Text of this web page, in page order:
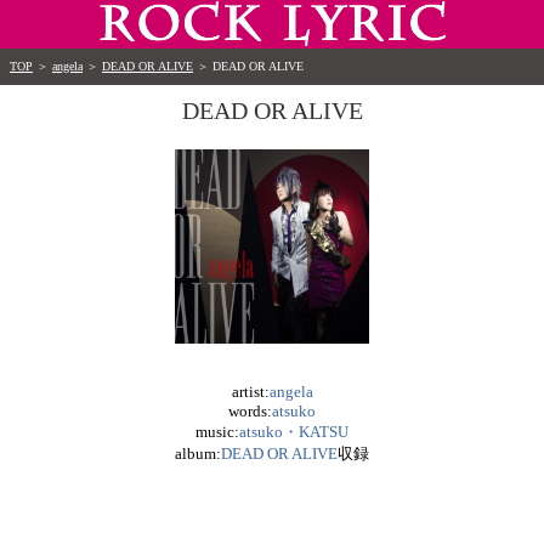
TOP ＞ angela ＞ DEAD OR ALIVE ＞ DEAD OR ALIVE
DEAD OR ALIVE
artist:angela
words:atsuko
music:atsuko・KATSU
album:DEAD OR ALIVE収録